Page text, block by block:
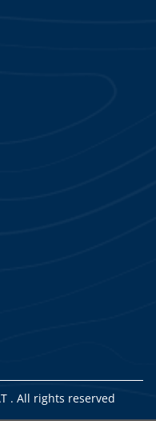
. All rights reserved